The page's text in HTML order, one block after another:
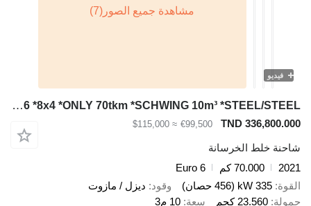
فيديو
Mercedes-Benz ACTROS 3246 *8x4 *ONLY 70tkm *SCHWING 10m³ *STEEL/STEEL
TND 336,800.000
€99,500
≈ $115,000
شاحنة خلط الخرسانة
2021
70.000 كم
Euro 6
القوة 335 kW (456 حصان) وقود ديزل / مازوت
حمولة 23.560 كجم سعة 10 م3